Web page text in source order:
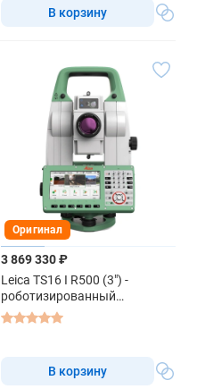
В корзину
Оригинал
3 869 330 ₽
Leica TS16 I R500 (3") -
роботизированный
тахеометр
В корзину